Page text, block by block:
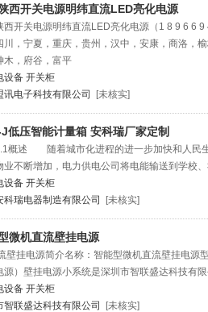
西开关电源明纬直流LED亮化电源
西开关电源明纬直流LED亮化电源（1 8 9 6 6
川，宁夏，重庆，贵州，汉中，安康，商洛，
木，府谷，富平
设备 开关柜
讯电子科技有限公司
[未核实]
低压智能计量箱 安科瑞厂家定制
述 随着城市化进程的进一步加快和人民生
业不断增加，电力供电公司将电能输送到学校
设备 开关柜
科瑞电器制造有限公司
[未核实]
微机直流壁挂电源
壁挂电源简介名称：智能型微机直流壁挂电源
源）壁挂电源小系统是深圳市智联盛达科技有
设备 开关柜
智联盛达科技有限公司
[未核实]